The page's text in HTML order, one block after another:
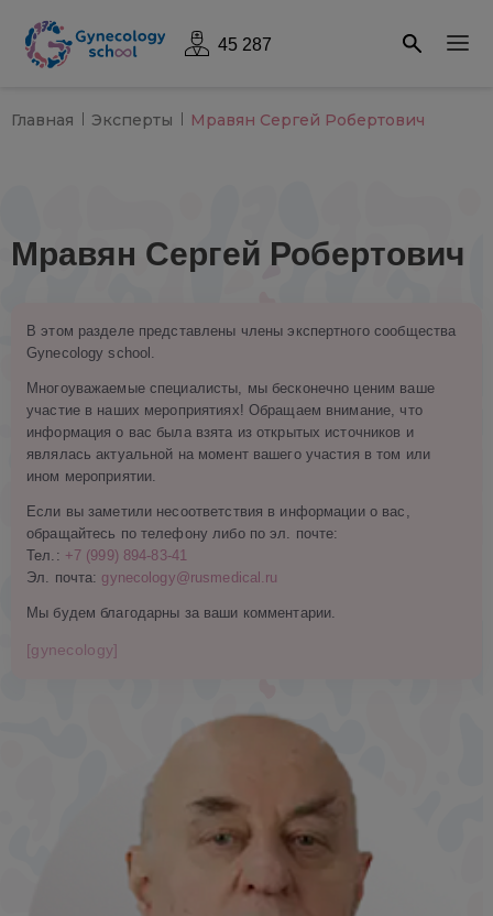
45 287
Главная Эксперты Мравян Сергей Робертович
Мравян Сергей Робертович
В этом разделе представлены члены экспертного сообщества
Gynecology school.
Многоуважаемые специалисты, мы бесконечно ценим ваше
участие в наших мероприятиях! Обращаем внимание, что
информация о вас была взята из открытых источников и
являлась актуальной на момент вашего участия в том или
ином мероприятии.
Если вы заметили несоответствия в информации о вас,
обращайтесь по телефону либо по эл. почте:
Тел.: +7 (999) 894-83-41
Эл. почта: gynecology@rusmedical.ru
Мы будем благодарны за ваши комментарии.
[gynecology]